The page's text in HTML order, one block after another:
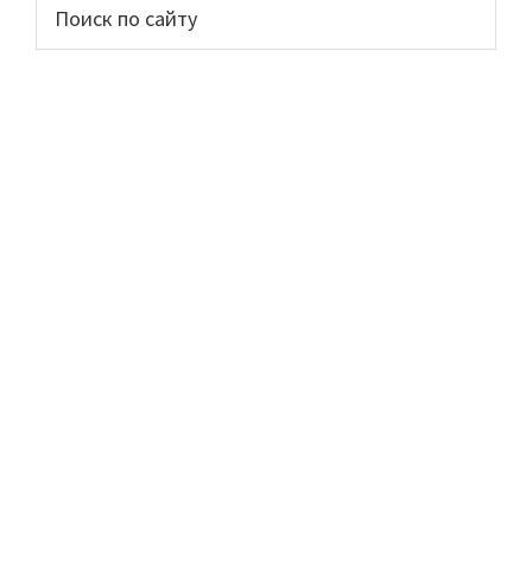
сайдбар